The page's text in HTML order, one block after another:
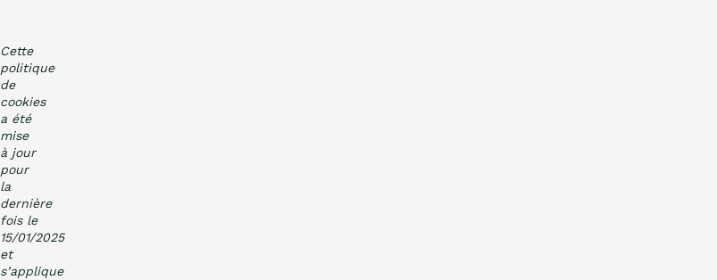
Cette
politique
de
cookies
a été
mise
à jour
pour
la
dernière
fois le
15/01/2025
et
s’applique